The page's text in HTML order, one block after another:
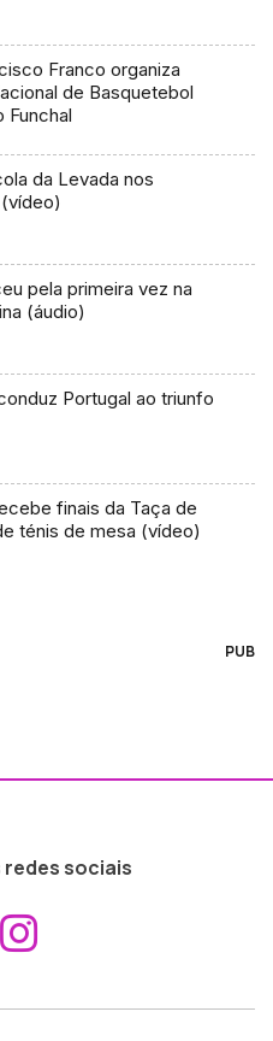
Franco organiza
de Basquetebol
Funchal
da Levada nos
pela primeira vez na
(áudio)
Portugal ao triunfo
finais da Taça de
ténis de mesa (vídeo)
PUB
sociais
Aceder ao